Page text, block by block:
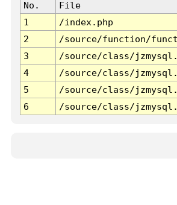
No. File
1
/index.php
2
/source/function/
3
/source/class/
4
/source/class/
5
/source/class/
6
/source/class/